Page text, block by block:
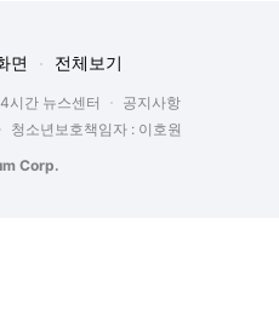
면 전체보기
시간 뉴스센터
공지사항
청소년보호책임자 : 이호원
Corp.